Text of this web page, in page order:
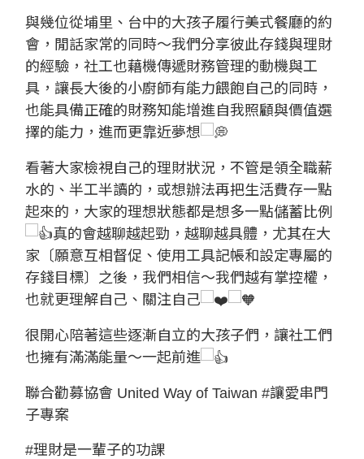
與幾位從埔里、台中的大孩子履行美式餐廳的約
會，閒話家常的同時～我們分享彼此存錢與理財
的經驗，社工也藉機傳遞財務管理的動機與工
具，讓長大後的小廚師有能力餵飽自己的同時，
也能具備正確的財務知能增進自我照顧與價值選
擇的能力，進而更靠近夢想
看著大家檢視自己的理財狀況，不管是領全職薪
水的、半工半讀的，或想辦法再把生活費存一點
起來的，大家的理想狀態都是想多一點儲蓄比例
真的會越聊越起勁，越聊越具體，尤其在大
家〔願意互相督促、使用工具記帳和設定專屬的
存錢目標〕之後，我們相信～我們越有掌控權，
也就更理解自己、關注自己
很開心陪著這些逐漸自立的大孩子們，讓社工們
也擁有滿滿能量～一起前進
聯合勸募協會 United Way of Taiwan #讓愛串門
子專案
#理財是一輩子的功課